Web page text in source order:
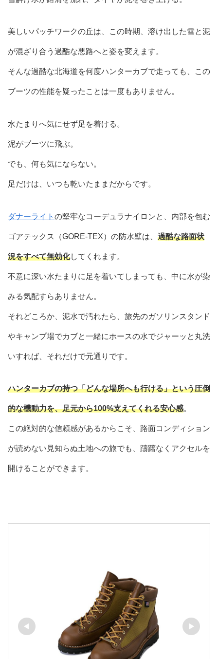
美しいパッチワークの丘は、この時期、溶け出した雪と泥
が混ざり合う過酷な悪路へと姿を変えます。
そんな過酷な北海道を何度ハンターカブで走っても、この
ブーツの性能を疑ったことは一度もありません。
水たまりへ気にせず足を着ける。
泥がブーツに飛ぶ。
でも、何も気にならない。
足だけは、いつも乾いたままだからです。
ダナーライト の堅牢なコーデュラナイロンと、内部を包む
ゴアテックス（GORE-TEX）の防水壁は、 過酷な路面状
況をすべて無効化してくれます。
不意に深い水たまりに足を着いてしまっても、中に水が染
みる気配すらありません。
それどころか、泥水で汚れたら、旅先のガソリンスタンド
やキャンプ場でカブと一緒にホースの水でジャーッと丸洗
いすれば、それだけで元通りです。
ハンターカブの持つ「どんな場所へも行ける」という圧倒
的な機動力を、足元から100%支えてくれる安心感。
この絶対的な信頼感があるからこそ、路面コンディション
が読めない見知らぬ土地への旅でも、躊躇なくアクセルを
開けることができます。